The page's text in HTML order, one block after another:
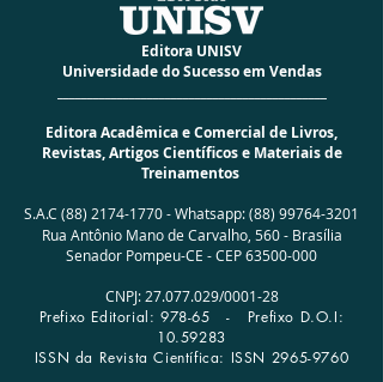
NÚMERO DE PÁGINAS126
IDIOMAPortuguês
AUTORAStela Maris
Editora UNISV
Universidade do Sucesso em Vendas
Editora Acadêmica e Comercial de Livros,
Revistas, Artigos Científicos e Materiais de
Treinamentos
S.A.C (88) 2174-1770-Whatsapp:(88) 99764-3201
Rua Antônio Mano de Carvalho, 560 - Brasília
Senador Pompeu-CE - CEP63500-000
CNPJ: 27.077.029/0001­-28
Prefixo Editorial: 978-65 - Prefixo D.O.I:
10.59283
ISSN da Revista Científica: ISSN 2965-9760